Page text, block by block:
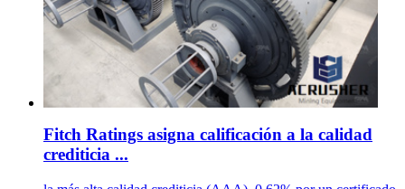
Fitch Ratings asigna calificación a la calidad
crediticia ...